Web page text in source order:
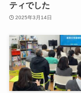
ティでした
2025年3月14日